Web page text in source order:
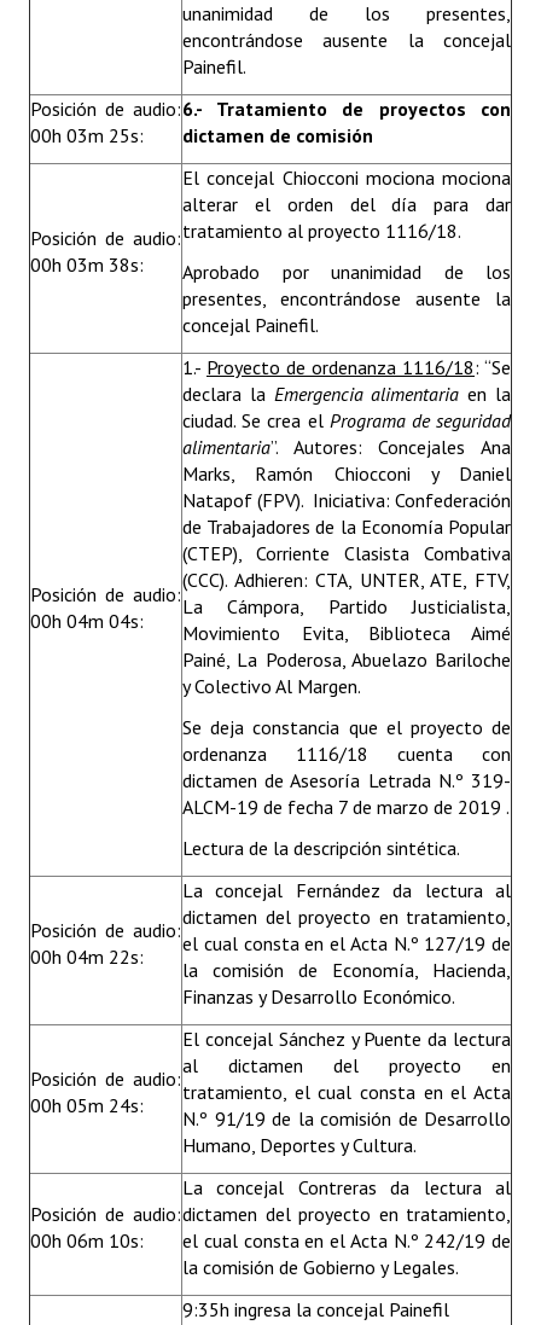
unanimidad de los presentes,
encontrándose ausente la concejal
Painefil.
Posición de audio:
00h 03m 25s:
6.- Tratamiento de proyectos con
dictamen de comisión
Posición de audio:
00h 03m 38s:
El concejal Chiocconi mociona mociona
alterar el orden del día para dar
tratamiento al proyecto 1116/18.
Aprobado por unanimidad de los
presentes, encontrándose ausente la
concejal Painefil.
Posición de audio:
00h 04m 04s:
1.- Proyecto de ordenanza 1116/18: “Se
declara la Emergencia alimentaria en la
ciudad. Se crea el Programa de seguridad
alimentaria”. Autores: Concejales Ana
Marks, Ramón Chiocconi y Daniel
Natapof (FPV). Iniciativa: Confederación
de Trabajadores de la Economía Popular
(CTEP), Corriente Clasista Combativa
(CCC). Adhieren: CTA, UNTER, ATE, FTV,
La Cámpora, Partido Justicialista,
Movimiento Evita, Biblioteca Aimé
Painé, La Poderosa, Abuelazo Bariloche
y Colectivo Al Margen.
Se deja constancia que el proyecto de
ordenanza 1116/18 cuenta con
dictamen de Asesoría Letrada N.º 319-
ALCM-19 de fecha 7 de marzo de 2019 .
Lectura de la descripción sintética.
Posición de audio:
00h 04m 22s:
La concejal Fernández da lectura al
dictamen del proyecto en tratamiento,
el cual consta en el Acta N.º 127/19 de
la comisión de Economía, Hacienda,
Finanzas y Desarrollo Económico.
Posición de audio:
00h 05m 24s:
El concejal Sánchez y Puente da lectura
al dictamen del proyecto en
tratamiento, el cual consta en el Acta
N.º 91/19 de la comisión de Desarrollo
Humano, Deportes y Cultura.
Posición de audio:
00h 06m 10s:
La concejal Contreras da lectura al
dictamen del proyecto en tratamiento,
el cual consta en el Acta N.º 242/19 de
la comisión de Gobierno y Legales.
9:35h ingresa la concejal Painefil